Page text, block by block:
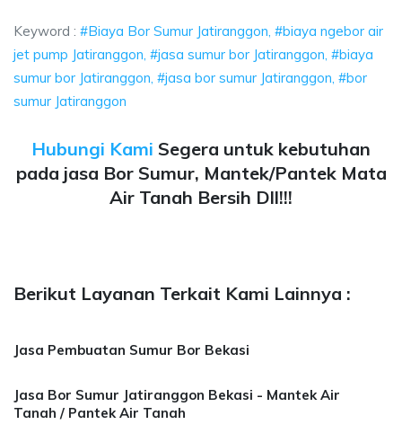
Keyword : #Biaya Bor Sumur Jatiranggon, #biaya ngebor air
jet pump Jatiranggon, #jasa sumur bor Jatiranggon, #biaya
sumur bor Jatiranggon, #jasa bor sumur Jatiranggon, #bor
sumur Jatiranggon
Hubungi Kami Segera untuk kebutuhan
pada jasa Bor Sumur, Mantek/Pantek Mata
Air Tanah Bersih Dll!!!
Berikut Layanan Terkait Kami Lainnya :
Jasa Pembuatan Sumur Bor Bekasi
Jasa Bor Sumur Jatiranggon Bekasi - Mantek Air
Tanah / Pantek Air Tanah